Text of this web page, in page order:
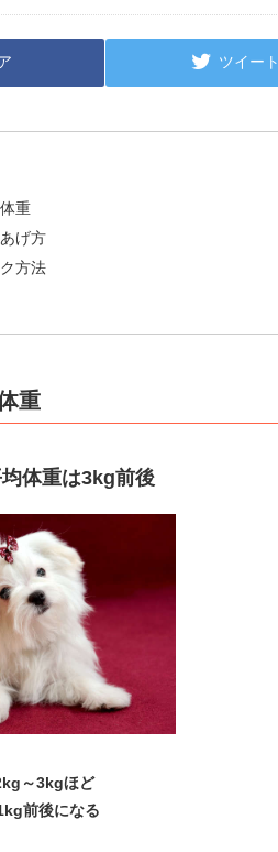
ツイート
重
げ方
方法
重
体重は3kg前後
～3kgほど
前後になる